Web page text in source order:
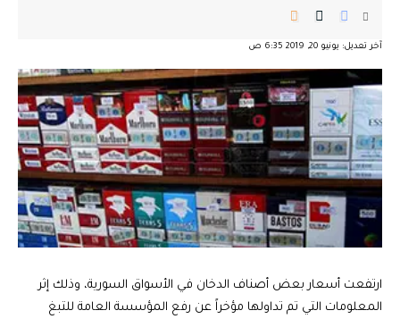
آخر تعديل: يونيو 20, 2019 6:35 ص
ارتفعت أسعار بعض أصناف الدخان في الأسواق السورية، وذلك إثر
المعلومات التي تم تداولها مؤخراً عن رفع المؤسسة العامة للتبغ